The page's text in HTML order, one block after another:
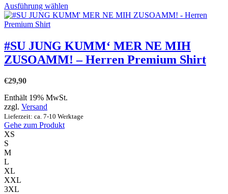
Ausführung wählen
Produkt
Varianten
auf.
Die
gewählt
#SU JUNG KUMM‘ MER NE MIH
ZUSOAMM! – Herren Premium Shirt
€29,90
Enthält 19% MwSt.
zzgl. Versand
Lieferzeit: ca. 7-10 Werktage
Gehe zum Produkt
XS
S
M
L
XL
XXL
3XL